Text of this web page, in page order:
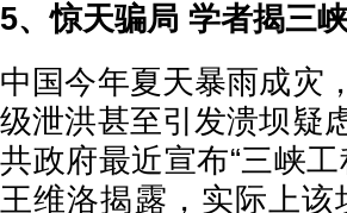
5、惊天骗局 学者揭三
中国今年夏天暴雨成灾
级泄洪甚至引发溃坝疑
共政府最近宣布“三峡
王维洛揭露，实际上